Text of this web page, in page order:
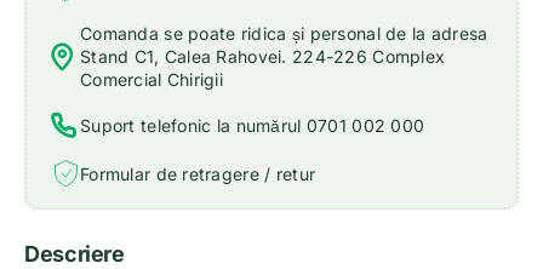
Comanda se poate ridica și personal de la adresa
Stand C1, Calea Rahovei. 224-226 Complex
Comercial Chirigii
Suport telefonic la numărul 0701 002 000
Formular de retragere / retur
Descriere